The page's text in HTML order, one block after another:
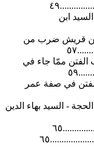
قريش ضرب من
ممّا جاء في
في صفة عمر
السيد بهاء الدين